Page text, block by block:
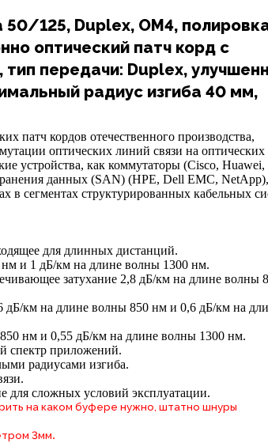
50/125, Duplex, OM4,
оптический патч корд с
передачи: Duplex,
радиус изгиба 40 мм,
патч кордов отечественного производства,
оптических линий связи на оптических
устройства, как коммутаторы (Cisco, Huawei,
данных (SAN) (HPE, Dell EMC,
в сегментах структурированных кабельных
для длинных дистанций.
и 1 дБ/км на длине волны 1300 нм.
затухание 2,8 дБ/км на длине волны
дБ/км на длине волны 850 нм и 0,6 дБ/км на
нм и 0,55 дБ/км на длине волны 1300 нм.
спектр приложений.
радиусами изгиба.
для сложных условий эксплуатации.
на каком буфере нужно, штатно шнуры
3мм.